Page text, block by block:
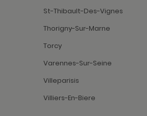
St-Thibault-Des-Vignes
Thorigny-Sur-Marne
Torcy
Varennes-Sur-Seine
Villeparisis
Villiers-En-Biere